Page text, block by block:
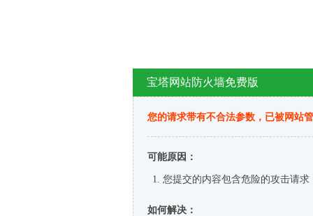
宝塔网站防火墙免费版
您的请求带有不合法参数，已被网站
可能原因：
您提交的内容包含危险的攻击请求
如何解决：